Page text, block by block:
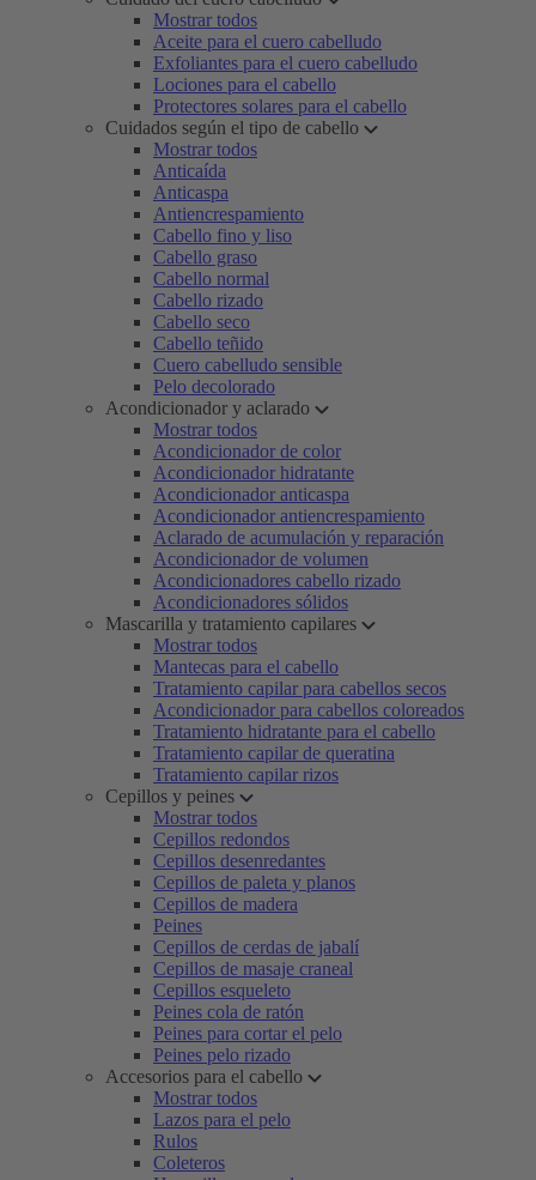
Mostrar todos
Aceite para el cuero cabelludo
Exfoliantes para el cuero cabelludo
Lociones para el cabello
Protectores solares para el cabello
Cuidados según el tipo de cabello
Mostrar todos
Anticaída
Anticaspa
Antiencrespamiento
Cabello fino y liso
Cabello graso
Cabello normal
Cabello rizado
Cabello seco
Cabello teñido
Cuero cabelludo sensible
Pelo decolorado
Acondicionador y aclarado
Mostrar todos
Acondicionador de color
Acondicionador hidratante
Acondicionador anticaspa
Acondicionador antiencrespamiento
Aclarado de acumulación y reparación
Acondicionador de volumen
Acondicionadores cabello rizado
Acondicionadores sólidos
Mascarilla y tratamiento capilares
Mostrar todos
Mantecas para el cabello
Tratamiento capilar para cabellos secos
Acondicionador para cabellos coloreados
Tratamiento hidratante para el cabello
Tratamiento capilar de queratina
Tratamiento capilar rizos
Cepillos y peines
Mostrar todos
Cepillos redondos
Cepillos desenredantes
Cepillos de paleta y planos
Cepillos de madera
Peines
Cepillos de cerdas de jabalí
Cepillos de masaje craneal
Cepillos esqueleto
Peines cola de ratón
Peines para cortar el pelo
Peines pelo rizado
Accesorios para el cabello
Mostrar todos
Lazos para el pelo
Rulos
Coleteros